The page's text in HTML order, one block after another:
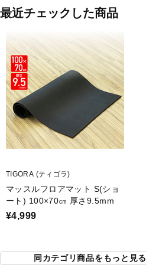
最近チェックした商品
TIGORA (ティゴラ)
マッスルフロアマット S(ショ
ート) 100×70㎝ 厚さ9.5mm
¥4,999
同カテゴリ商品をもっと見る